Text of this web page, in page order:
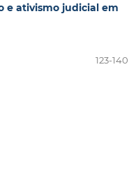
e ativismo judicial em
123-140